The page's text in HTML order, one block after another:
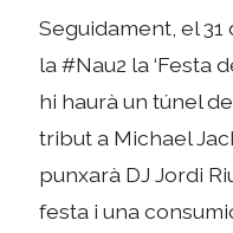
Seguidament, el
la #Nau2 la ‘Festa
hi haurà un túnel
tribut a Michael
punxarà DJ Jordi
festa i una